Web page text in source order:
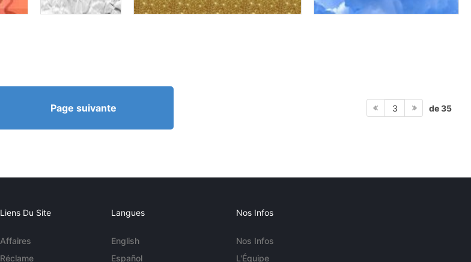
Page suivante 3 de 35
Liens Du Site
Affaires
Réclame
Langues
English
Español
Nos Infos
Nos Infos
L'Équipe